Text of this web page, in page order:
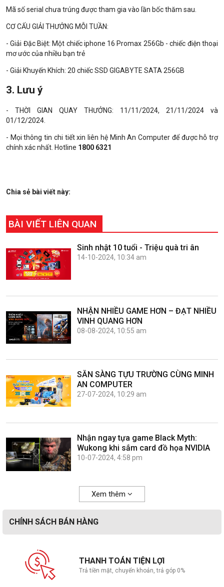
Mã số serial chưa trúng được tham gia vào lần bốc thăm sau.
CƠ CẤU GIẢI THƯỞNG MỖI TUẦN:
- Giải Đặc Biệt: Một chiếc iphone 16 Promax 256Gb - chiếc điện thoại
mơ ước của nhiều bạn trẻ
- Giải Khuyến Khích: 20 chiếc SSD GIGABYTE SATA 256GB
3. Lưu ý
- THỜI GIAN QUAY THƯỞNG: 11/11/2024, 21/11/2024 và
01/12/2024.
- Mọi thông tin chi tiết xin liên hệ Minh An Computer để được hỗ trợ
chính xác nhất. Hotline 1800 6321
Chia sẻ bài viết này:
BÀI VIẾT LIÊN QUAN
Sinh nhật 10 tuổi - Triệu quà tri ân
14-10-2024, 10:34 am
NHẬN NHIỀU GAME HƠN – ĐẠT NHIỀU
VINH QUANG HƠN
08-08-2024, 10:55 am
SẴN SÀNG TỰU TRƯỜNG CÙNG MINH
AN COMPUTER
27-07-2024, 10:29 am
Nhận ngay tựa game Black Myth:
Wukong khi sắm card đồ họa NVIDIA
10-07-2024, 4:58 pm
Xem thêm
CHÍNH SÁCH BÁN HÀNG
THANH TOÁN TIỆN LỢI
Trả tiền mặt, chuyển khoản, trả góp 0%